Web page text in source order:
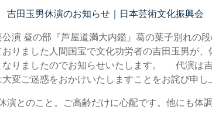
吉田玉男休演のお知らせ｜日本芸術文化振興会
公演 昼の部『芦屋道満大内鑑』葛の葉子別れの
りました人間国宝で文化功労者の吉田玉男が、
なりましたのでお知らせいたします。 代演は
変ご迷惑をおかけいたしますことをお詫び申し
演とのこと。ご高齢だけに心配です。他にも体